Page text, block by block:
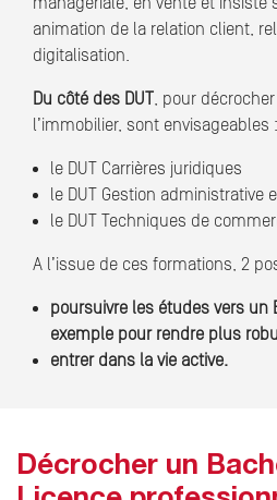
animation de la relation client,
digitalisation.
Du côté des DUT, pour
l’immobilier, sont envisageables :
le DUT Carrières juridiques
le DUT Gestion administrative
le DUT Techniques de
A l’issue de ces formations, 2
poursuivre les études vers un
exemple pour rendre plus
entrer dans la vie active.
Décrocher un